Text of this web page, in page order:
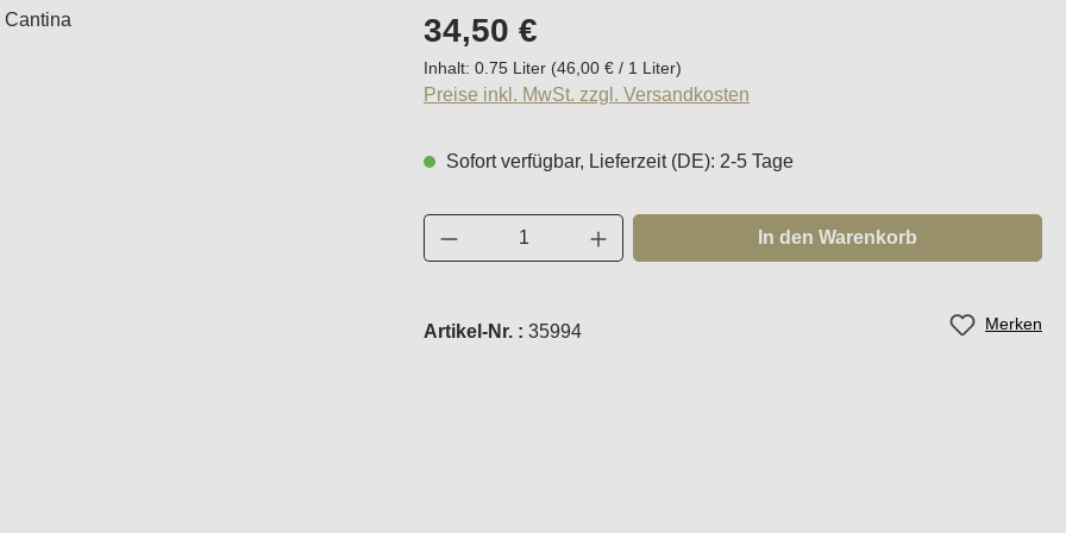
Regulärer Preis:
34,50 €
Inhalt: 0.75 Liter (46,00 € / 1 Liter)
Preise inkl. MwSt. zzgl. Versandkosten
Sofort verfügbar, Lieferzeit (DE): 2-5 Tage
Produkt Anzahl: Gib den gewünschten Wert ein
In den Warenkorb
Merken
Artikel-Nr. : 35994